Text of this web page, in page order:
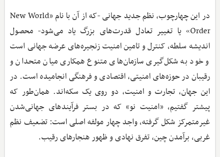
در این چهارچوب، نظم جدید جهانی -که از آن با نام «New World
Order» یا تغییر تعادل قدرت‌های بزرگ یاد می‌شود- محصول
اندیشه سلطه، کنترل و تامین امنیت زنجیره‌های عرضه جهانی است
و خود به شکل‌گیری سازمان‌های متنوع همکاری میان متحدان و
رقیبان در حوزه‌های امنیتی، اقتصادی و فرهنگی انجامیده است. در
این جهان، تجارت و امنیت، دو روی یک سکه‌اند. همان‌طور که
پیشتر گفتیم، «امنیت نو» که در بستر فرآیندهای جهانی‌شدن
غیرمتمرکز شکل گرفته، واجد چهار مولفه اصلی است: تضعیف نظم
غربی، برآمدن چین، تفرق نهادی و ظهور هنجارهای رقیب.